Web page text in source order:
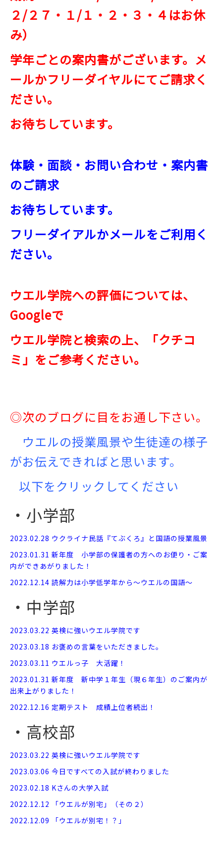
２/２７・１/１・２・３・４はお休
み）
学年ごとの案内書がございます。メ
ールかフリーダイヤルにてご請求く
ださい。
お待ちしています。
体験・面談・お問い合わせ・案内書
のご請求
お待ちしています。
フリーダイアルかメールをご利用く
ださい。
ウエル学院への評価については、
Googleで
ウエル学院と検索の上、「クチコ
ミ」をご参考ください。
◎次のブログに目をお通し下さい。
ウエルの授業風景や生徒達の様子
がお伝えできればと思います。
以下をクリックしてください
・小学部
2023.02.28 ウクライナ民話『てぶくろ』と国語の授業風景
2023.01.31 新年度 小学部の保護者の方へのお便り・ご案
内ができあがりました！
2022.12.14 読解力は小学低学年から～ウエルの国語～
・中学部
2023.03.22 英検に強いウエル学院です
2023.03.18 お褒めの言葉をいただきました。
2023.03.11 ウエルっ子 大活躍！
2023.01.31 新年度 新中学１年生（現６年生）のご案内が
出来上がりました！
2022.12.16 定期テスト 成績上位者続出！
・高校部
2023.03.22 英検に強いウエル学院です
2023.03.06 今日ですべての入試が終わりました
2023.02.18 Kさんの大学入試
2022.12.12 「ウエルが別宅」（その２）
2022.12.09 「ウエルが別宅！？」